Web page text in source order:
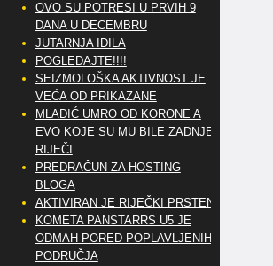
OVO SU POTRESI U PRVIH 9
DANA U DECEMBRU
JUTARNJA IDILA
POGLEDAJTE!!!!
SEIZMOLOŠKA AKTIVNOST JE
VEĆA OD PRIKAZANE
MLADIĆ UMRO OD KORONE A
EVO KOJE SU MU BILE ZADNJE
RIJEČI
PREDRAČUN ZA HOSTING
BLOGA
AKTIVIRAN JE RIJEČKI PRSTEN
KOMETA PANSTARRS U5 JE
ODMAH PORED POPLAVLJENIH
PODRUČJA